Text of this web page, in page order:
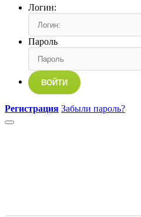
Логин:
Пароль
ВОЙТИ
Регистрация Забыли пароль?